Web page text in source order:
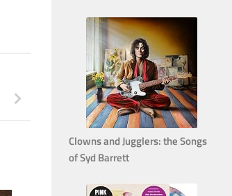
Clowns and Jugglers: the Songs
of Syd Barrett